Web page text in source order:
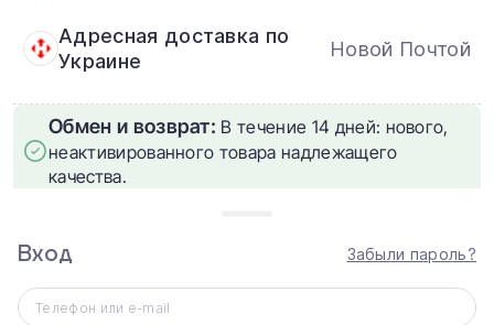
Адресная доставка по
Украине
Новой Почтой
Обмен и возврат: В течение 14 дней: нового,
неактивированного товара надлежащего
качества.
Чехол-клавиатура Apple Magic Keyboard
для iPad Air 13"
Вход Забыли пароль?
Телефон или e-mail